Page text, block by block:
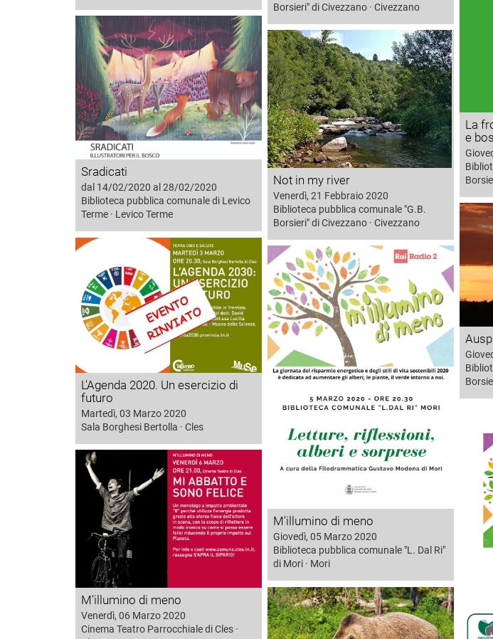
Borsieri" di Civezzano · Civezzano
La
e
Sradicati
dal 14/02/2020 al 28/02/2020
Biblioteca pubblica comunale di Levico
Terme · Levico Terme
Not in my river
Venerdì, 21 Febbraio 2020
Biblioteca pubblica comunale "G.B.
Borsieri" di Civezzano · Civezzano
L'Agenda 2020. Un esercizio di
futuro
Martedì, 03 Marzo 2020
Sala Borghesi Bertolla · Cles
M'illumino di meno
Giovedì, 05 Marzo 2020
Biblioteca pubblica comunale "L. Dal Ri"
di Mori · Mori
M'illumino di meno
Venerdì, 06 Marzo 2020
Cinema Teatro Parrocchiale di Cles ·